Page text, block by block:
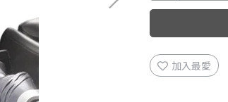
加入最愛